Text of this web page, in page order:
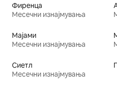
Фиренца
Месечни изнајмувања
Мајами
Месечни изнајмувања
Сиетл
Месечни изнајмувања